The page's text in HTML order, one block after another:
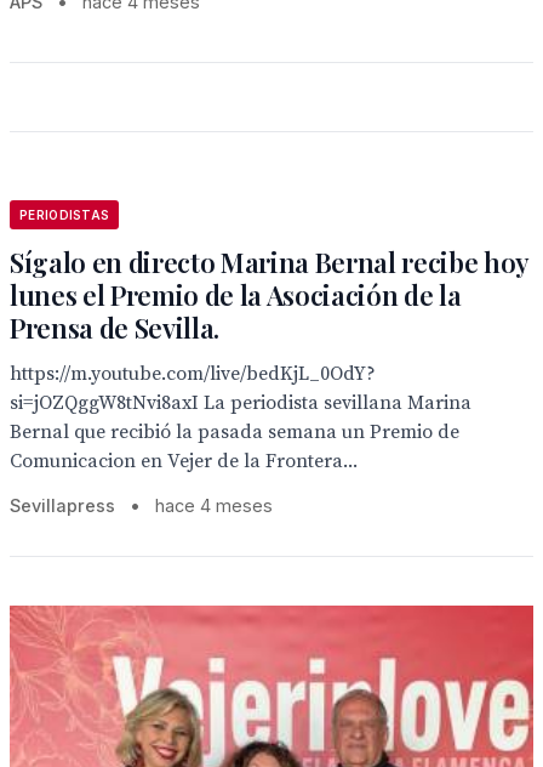
PERIODISTAS
Sígalo en directo Marina Bernal recibe hoy
lunes el Premio de la Asociación de la
Prensa de Sevilla.
https://m.youtube.com/live/bedKjL_0OdY?
si=jOZQggW8tNvi8axI La periodista sevillana Marina
Bernal que recibió la pasada semana un Premio de
Comunicacion en Vejer de la Frontera...
Sevillapress • hace 4 meses